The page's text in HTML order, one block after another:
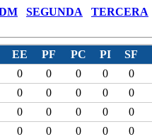
SEGUNDA TERCERA
EE PF PC PI SF
0 0 0 0 0
0 0 0 0 0
0 0 0 0 0
0 0 0 0 0